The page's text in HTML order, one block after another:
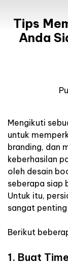
Tips
Anda
Mengikuti
untuk
branding, dan
keberhasilan
oleh desain
seberapa siap
Untuk itu,
sangat
Berikut
1. Buat